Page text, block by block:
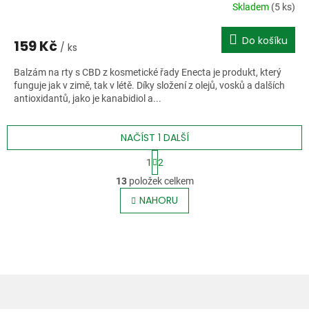
Skladem (5 ks)
159 Kč / ks Do košíku
Balzám na rty s CBD z kosmetické řady Enecta je produkt, který
funguje jak v zimě, tak v létě. Díky složení z olejů, vosků a dalších
antioxidantů, jako je kanabidiol a...
O
v
l
á
NAČÍST 1 DALŠÍ
S
t
r
á
n
k
1
2
13položek celkem
NAHORU